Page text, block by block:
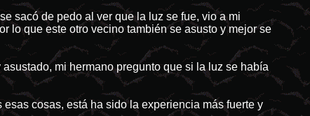
sacó de pedo al ver que la luz se fue, vio a mi
lo que este otro vecino también se asusto y mejor se
mi hermano pregunto que si la luz se había
cosas, está ha sido la experiencia más fuerte y